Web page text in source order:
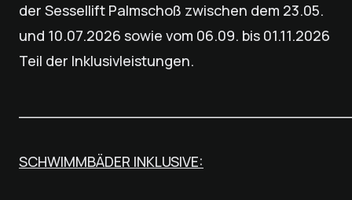
der Sessellift Palmschoß zwischen dem 23.05.
und 10.07.2026 sowie vom 06.09. bis 01.11.2026
Teil der Inklusivleistungen.
SCHWIMMBÄDER INKLUSIVE: